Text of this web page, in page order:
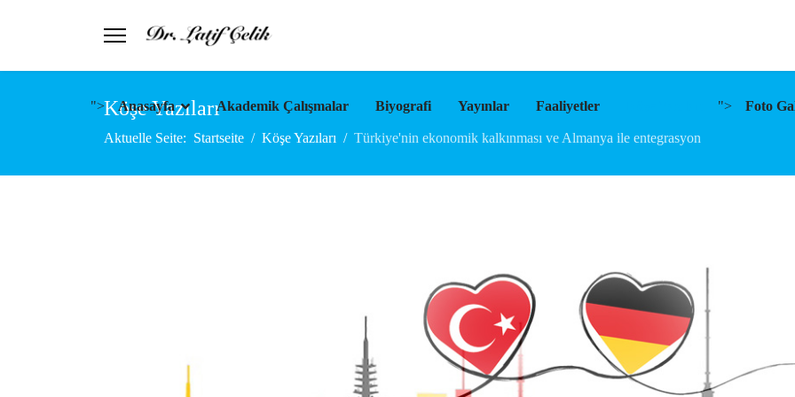
"> Anasayfa Akademik Çalışmalar Biyografi Yayınlar Faaliyetler "> Foto
Köşe Yazıları
Aktuelle Seite: Startseite Köşe Yazıları Türkiye'nin ekonomik kalkınması ve Almanya ile entegrasyon